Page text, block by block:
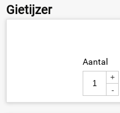
Gietijzer
Aantal
+
-